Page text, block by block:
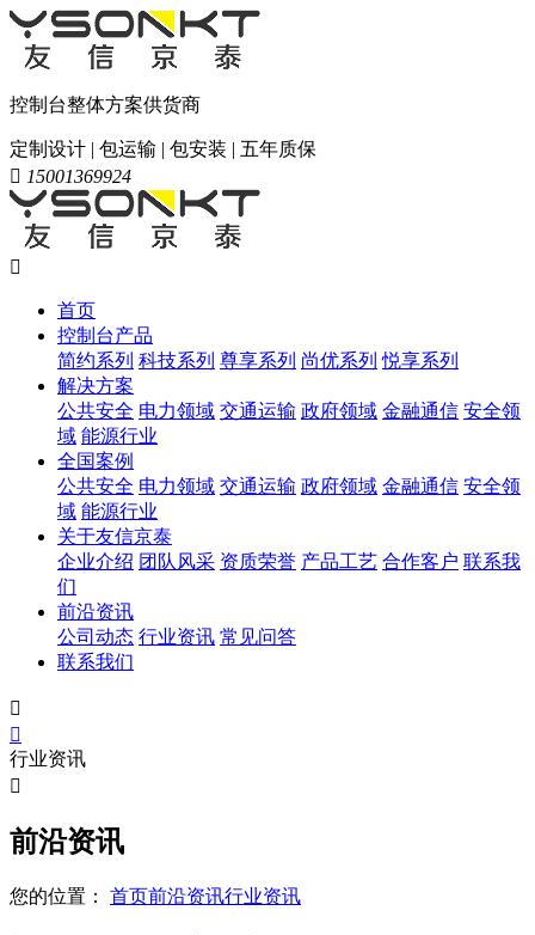
控制台整体方案供货商
定制设计 | 包运输 | 包安装 | 五年质保
 15001369924

首页
控制台产品
简约系列 科技系列 尊享系列 尚优系列 悦享系列
解决方案
公共安全 电力领域 交通运输 政府领域 金融通信 安全领
域 能源行业
全国案例
公共安全 电力领域 交通运输 政府领域 金融通信 安全领
域 能源行业
关于友信京泰
企业介绍 团队风采 资质荣誉 产品工艺 合作客户 联系我
们
前沿资讯
公司动态 行业资讯 常见问答
联系我们


行业资讯

前沿资讯
您的位置： 首页前沿资讯行业资讯